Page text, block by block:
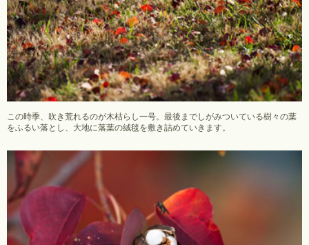
この時季、吹き荒れるのが木枯らし一号。最後までしがみついている樹々の葉
をふるい落とし、大地に落葉の絨毯を敷き詰めていきます。